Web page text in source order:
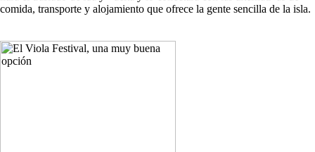
comida, transporte y alojamiento que ofrece la gente sencilla de la isla.